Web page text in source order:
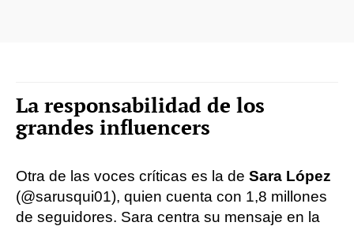
La responsabilidad de los
grandes influencers
Otra de las voces críticas es la de Sara López
(@sarusqui01), quien cuenta con 1,8 millones
de seguidores. Sara centra su mensaje en la